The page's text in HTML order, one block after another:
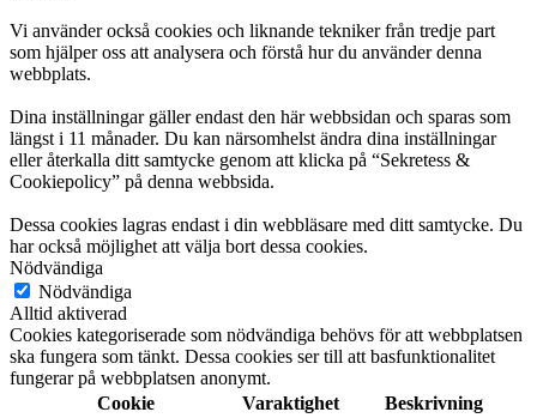
Vi använder också cookies och liknande tekniker från tredje part
som hjälper oss att analysera och förstå hur du använder denna
webbplats.
Dina inställningar gäller endast den här webbsidan och sparas som
längst i 11 månader. Du kan närsomhelst ändra dina inställningar
eller återkalla ditt samtycke genom att klicka på “Sekretess &
Cookiepolicy” på denna webbsida.
Dessa cookies lagras endast i din webbläsare med ditt samtycke. Du
har också möjlighet att välja bort dessa cookies.
Nödvändiga
Nödvändiga
Alltid aktiverad
Cookies kategoriserade som nödvändiga behövs för att webbplatsen
ska fungera som tänkt. Dessa cookies ser till att basfunktionalitet
fungerar på webbplatsen anonymt.
Cookie
Varaktighet Beskrivning